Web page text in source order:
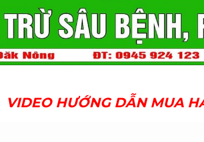
VIDEO HƯỚNG DẪN MUA